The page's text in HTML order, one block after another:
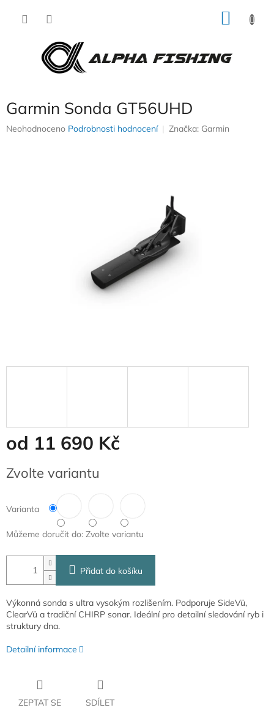
Garmin Sonda GT56UHD
Průměrné
Neohodnoceno Podrobnosti hodnocení Značka: Garmin
od 11 690 Kč
cena:
Zvolte variantu
Varianta
Můžeme doručit do: Zvolte variantu
Přidat do košíku
Výkonná sonda s ultra vysokým rozlišením. Podporuje SideVü,
ClearVü a tradiční CHIRP sonar. Ideální pro detailní sledování ryb i
struktury dna.
Detailní informace
ZEPTAT SE SDÍLET